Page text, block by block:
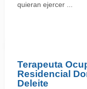
quieran ejercer ...
Terapeuta
Residencial
Deleite